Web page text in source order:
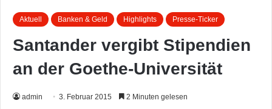
Aktuell Banken & Geld Highlights Presse-Ticker
Santander vergibt Stipendien
an der Goethe-Universität
admin 3. Februar 2015 2 Minuten gelesen